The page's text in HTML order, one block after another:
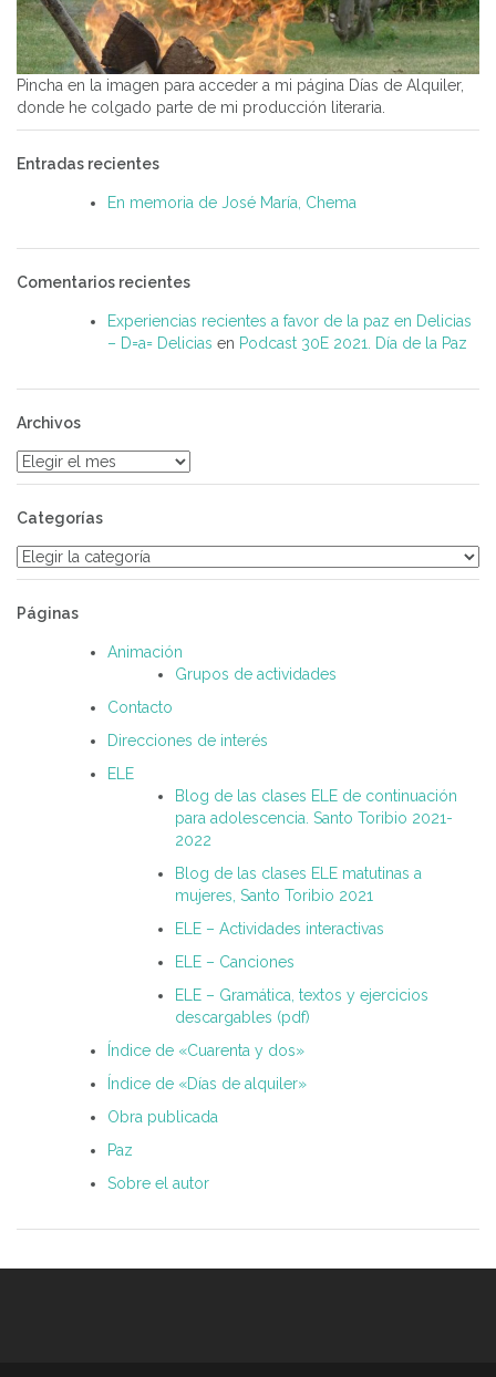
Pincha en la imagen para acceder a mi página Días de Alquiler,
donde he colgado parte de mi producción literaria.
Entradas recientes
En memoria de José María, Chema
Comentarios recientes
Experiencias recientes a favor de la paz en Delicias
– D=a= Delicias en Podcast 30E 2021. Día de la Paz
Archivos
Archivos
Categorías
Categorías
Páginas
Animación
Grupos de actividades
Contacto
Direcciones de interés
ELE
Blog de las clases ELE de continuación
para adolescencia. Santo Toribio 2021-
2022
Blog de las clases ELE matutinas a
mujeres, Santo Toribio 2021
ELE – Actividades interactivas
ELE – Canciones
ELE – Gramática, textos y ejercicios
descargables (pdf)
Índice de «Cuarenta y dos»
Índice de «Días de alquiler»
Obra publicada
Paz
Sobre el autor